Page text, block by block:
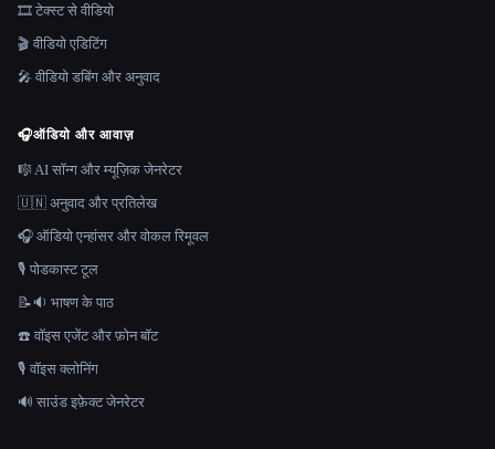
🎞️ टेक्स्ट से वीडियो
🎬 वीडियो एडिटिंग
🎤 वीडियो डबिंग और अनुवाद
🎧ऑडियो और आवाज़
🎼 AI सॉन्ग और म्यूज़िक जेनरेटर
🇺🇳 अनुवाद और प्रतिलेख
🎧 ऑडियो एन्हांसर और वोकल रिमूवल
🎙️ पोडकास्ट टूल
📝🔉 भाषण के पाठ
☎️ वॉइस एजेंट और फ़ोन बॉट
🎙️ वॉइस क्लोनिंग
🔊 साउंड इफ़ेक्ट जेनरेटर